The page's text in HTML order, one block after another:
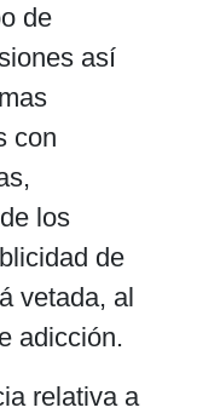
de
así
con
los
de
vetada, al
adicción.
relativa a